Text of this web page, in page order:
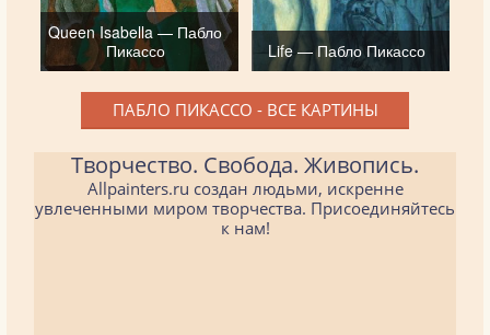
Queen Isabella — Пабло
Пикассо
Life — Пабло Пикассо
ПАБЛО ПИКАССО - ВСЕ КАРТИНЫ
Творчество. Свобода. Живопись.
Allpainters.ru создан людьми, искренне
увлеченными миром творчества. Присоединяйтесь
к нам!